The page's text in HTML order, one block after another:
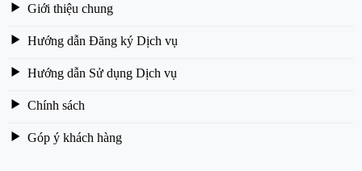
Giới thiệu chung
Hướng dẫn Đăng ký Dịch vụ
Hướng dẫn Sử dụng Dịch vụ
Chính sách
Góp ý khách hàng